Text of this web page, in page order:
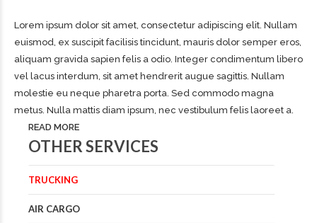
Lorem ipsum dolor sit amet, consectetur adipiscing elit. Nullam
euismod, ex suscipit facilisis tincidunt, mauris dolor semper eros,
aliquam gravida sapien felis a odio. Integer condimentum libero
vel lacus interdum, sit amet hendrerit augue sagittis. Nullam
molestie eu neque pharetra porta. Sed commodo magna
metus. Nulla mattis diam ipsum, nec vestibulum felis laoreet a.
READ MORE
OTHER SERVICES
TRUCKING
AIR CARGO